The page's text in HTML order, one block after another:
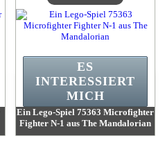
Ein Lego-Spiel 75363 Microfighter
Fighter N-1 aus The Mandalorian
ES
INTERESSIERT
MICH